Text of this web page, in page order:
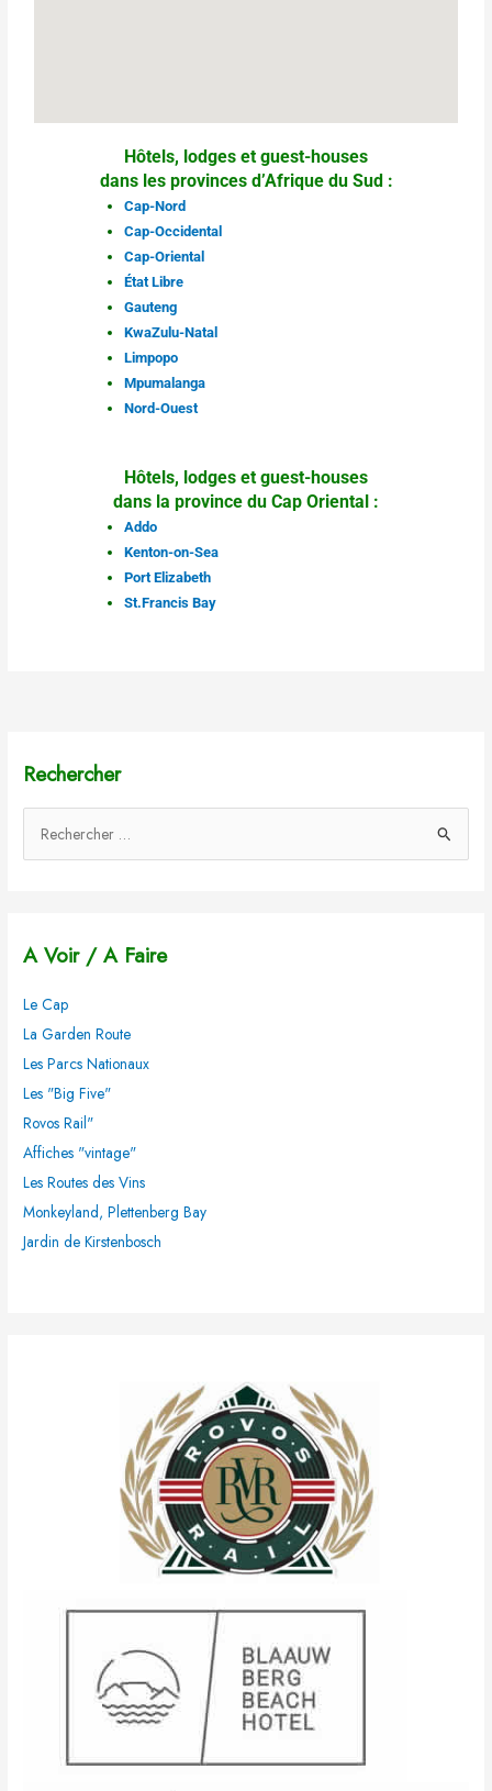
Hôtels, lodges et guest-houses
dans les provinces d’Afrique du Sud :
Cap-Nord
Cap-Occidental
Cap-Oriental
État Libre
Gauteng
KwaZulu-Natal
Limpopo
Mpumalanga
Nord-Ouest
Hôtels, lodges et guest-houses
dans la province du Cap Oriental :
Addo
Kenton-on-Sea
Port Elizabeth
St.Francis Bay
Rechercher
e
e
c
h
e
r
:
A Voir / A Faire
Le Cap
La Garden Route
Les Parcs Nationaux
Les "Big Five"
Rovos Rail"
Affiches "vintage"
Les Routes des Vins
Monkeyland, Plettenberg Bay
Jardin de Kirstenbosch